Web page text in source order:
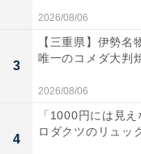
「MARK IS Bright
なとみらい）
B4階エスカレータ
ドリカムのライヴ
る名曲の数々が蘇え
2026/08/06
3
【三重県】伊勢名
唯一のコメダ大判
2026/08/06
4
「1000円には見
ロダクツのリュッ